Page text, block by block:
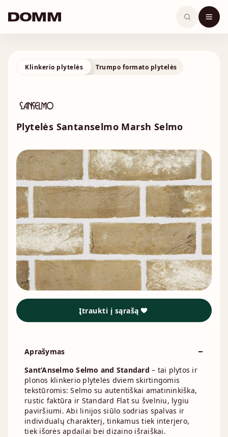
content
Klinkerio plytelės Trumpo formato plytelės
Plytelės Santanselmo Marsh Selmo
Įtraukti į sąrašą
Aprašymas
Sant’Anselmo Selmo and Standard – tai plytos ir
plonos klinkerio plytelės dviem skirtingomis
tekstūromis: Selmo su autentiškai amatininkiška,
rustic faktūra ir Standard Flat su švelniu, lygiu
paviršiumi. Abi linijos siūlo sodrias spalvas ir
individualų charakterį, tinkamus tiek interjero,
tiek išorės apdailai bei dizaino išraiškai.